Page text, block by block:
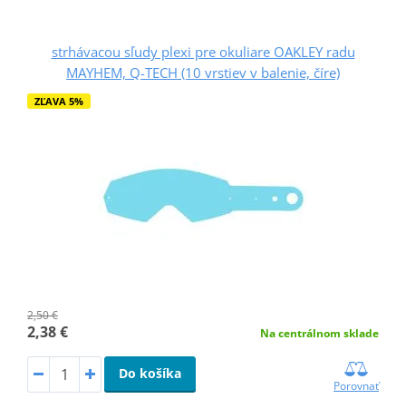
strhávacou sľudy plexi pre okuliare OAKLEY radu
MAYHEM, Q-TECH (10 vrstiev v balenie, číre)
ZĽAVA 5%
2,50 €
2,38 € Na centrálnom sklade
Do košíka
Porovnať